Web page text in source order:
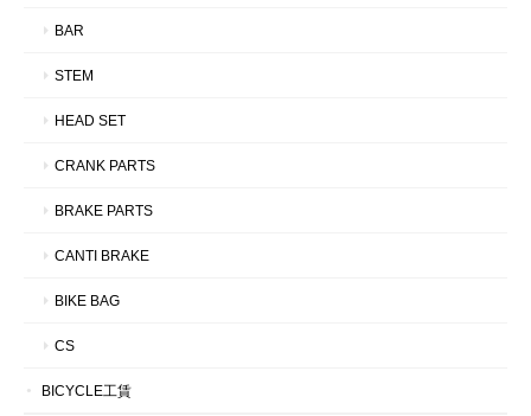
BAR
STEM
HEAD SET
CRANK PARTS
BRAKE PARTS
CANTI BRAKE
BIKE BAG
CS
BICYCLE工賃